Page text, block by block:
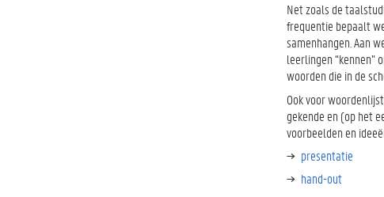
Net zoals de
frequentie bepaalt
samenhangen. Aan
leerlingen “kennen”
woorden die in de
Ook voor
gekende en (op het
voorbeelden en
presentatie
hand-out